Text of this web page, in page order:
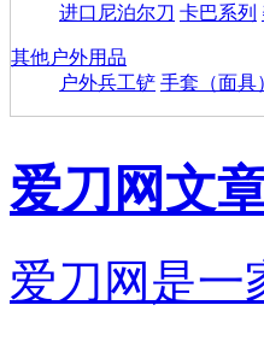
进口尼泊尔刀 卡巴系列
其他户外用品
户外兵工铲 手套（面具
爱刀网文
爱刀网是一